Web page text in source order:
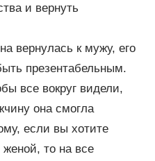
и вернуть
вернулась к мужу, его
презентабельным.
все вокруг видели,
она смогла
если вы хотите
то на все